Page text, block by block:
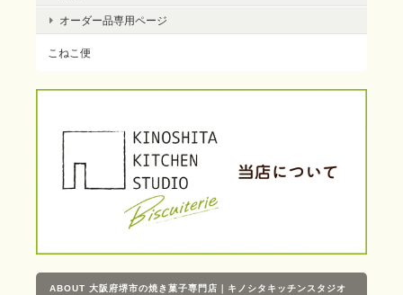
オーダー品専用ページ
こねこ便
ABOUT 大阪府堺市の焼き菓子専門店｜キノシタキッチンスタジオ